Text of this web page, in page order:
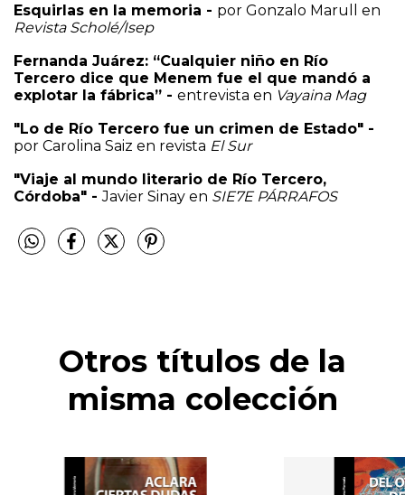
Esquirlas en la memoria - por Gonzalo Marull en
Revista Scholé/Isep
Fernanda Juárez: “Cualquier niño en Río
Tercero dice que Menem fue el que mandó a
explotar la fábrica” - entrevista en Vayaina Mag
"Lo de Río Tercero fue un crimen de Estado" -
por Carolina Saiz en revista El Sur
"Viaje al mundo literario de Río Tercero,
Córdoba" -Javier Sinay en SIE7E PÁRRAFOS
Otros títulos de la
misma colección